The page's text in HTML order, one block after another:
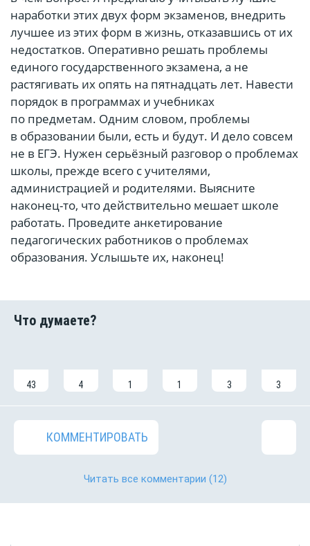
наработки этих двух форм экзаменов, внедрить
лучшее из этих форм в жизнь, отказавшись от их
недостатков. Оперативно решать проблемы
единого государственного экзамена, а не
растягивать их опять на пятнадцать лет. Навести
порядок в программах и учебниках
по предметам. Одним словом, проблемы
в образовании были, есть и будут. И дело совсем
не в ЕГЭ. Нужен серьёзный разговор о проблемах
школы, прежде всего с учителями,
администрацией и родителями. Выясните
наконец-то, что действительно мешает школе
работать. Проведите анкетирование
педагогических работников о проблемах
образования. Услышьте их, наконец!
43 4 1 1 3 3
КОММЕНТИРОВАТЬ
Читать все комментарии (12)